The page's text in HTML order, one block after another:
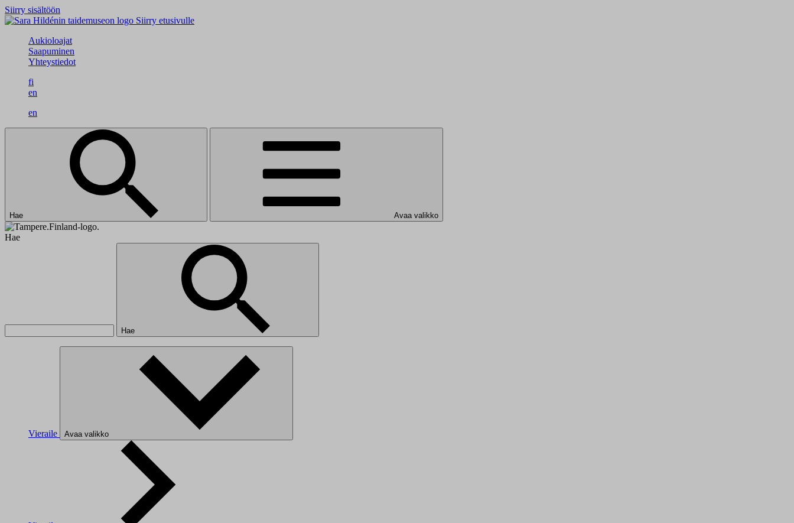
Siirry sisältöön
Siirry etusivulle
Aukioloajat
Saapuminen
Yhteystiedot
fi
en
en
Hae Avaa valikko
Hae
Hae
Vieraile Avaa valikko